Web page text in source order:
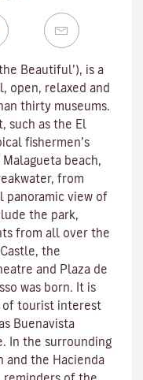
Beautiful’), is a
open, relaxed and
thirty museums.
such as the El
fishermen’s
Malagueta beach,
from
panoramic view of
the park,
from all over the
the
and Plaza de
was born. It is
of tourist interest
Buenavista
In the surrounding
and the Hacienda